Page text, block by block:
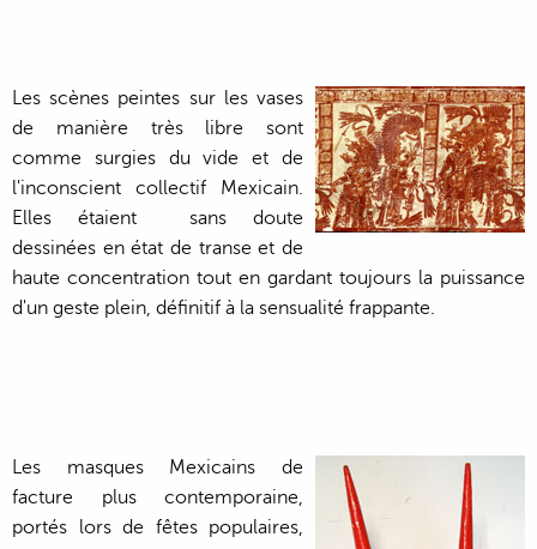
Les scènes peintes sur les vases
de manière très libre sont
comme surgies du vide et de
l'inconscient collectif Mexicain.
Elles étaient sans doute
dessinées en état de transe et de
haute concentration tout en gardant toujours la puissance
d'un geste plein, définitif à la sensualité frappante.
Les masques Mexicains de
facture plus contemporaine,
portés lors de fêtes populaires,